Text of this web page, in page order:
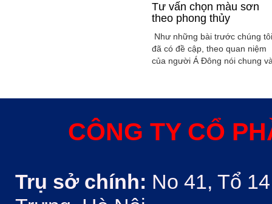
Tư vấn chọn màu sơn
theo phong thủy
Như những bài trước chúng tôi
đã có đề cập, theo quan niệm
của người Á Đông nói chung
xây dụng nhà ở hoặc bất kỳ
thủy trong ngôi nhà thường
được quyết định bởi các nhân
CÔNG TY CỔ
Trụ sở chính: No 41, Tổ